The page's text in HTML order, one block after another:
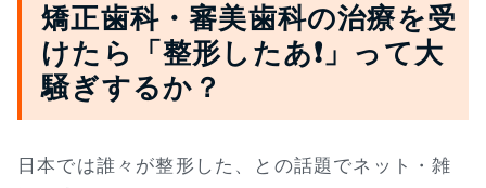
矯正歯科・審美歯科の治療を受
けたら「整形したあ❗」って大
騒ぎするか？
日本では誰々が整形した、との話題でネット・雑